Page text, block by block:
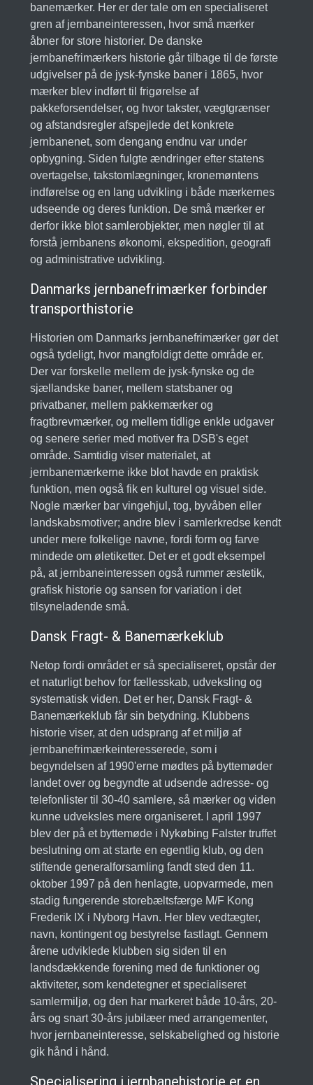
banemærker. Her er der tale om en specialiseret
gren af jernbaneinteressen, hvor små mærker
åbner for store historier. De danske
jernbanefrimærkers historie går tilbage til de første
udgivelser på de jysk-fynske baner i 1865, hvor
mærker blev indført til frigørelse af
pakkeforsendelser, og hvor takster, vægtgrænser
og afstandsregler afspejlede det konkrete
jernbanenet, som dengang endnu var under
opbygning. Siden fulgte ændringer efter statens
overtagelse, takstomlægninger, kronemøntens
indførelse og en lang udvikling i både mærkernes
udseende og deres funktion. De små mærker er
derfor ikke blot samlerobjekter, men nøgler til at
forstå jernbanens økonomi, ekspedition, geografi
og administrative udvikling.
Danmarks jernbanefrimærker forbinder
transporthistorie
Historien om Danmarks jernbanefrimærker gør det
også tydeligt, hvor mangfoldigt dette område er.
Der var forskelle mellem de jysk-fynske og de
sjællandske baner, mellem statsbaner og
privatbaner, mellem pakkemærker og
fragtbrevmærker, og mellem tidlige enkle udgaver
og senere serier med motiver fra DSB's eget
område. Samtidig viser materialet, at
jernbanemærkerne ikke blot havde en praktisk
funktion, men også fik en kulturel og visuel side.
Nogle mærker bar vingehjul, tog, byvåben eller
landskabsmotiver; andre blev i samlerkredse kendt
under mere folkelige navne, fordi form og farve
mindede om øletiketter. Det er et godt eksempel
på, at jernbaneinteressen også rummer æstetik,
grafisk historie og sansen for variation i det
tilsyneladende små.
Dansk Fragt- & Banemærkeklub
Netop fordi området er så specialiseret, opstår der
et naturligt behov for fællesskab, udveksling og
systematisk viden. Det er her, Dansk Fragt- &
Banemærkeklub får sin betydning. Klubbens
historie viser, at den udsprang af et miljø af
jernbanefrimærkeinteresserede, som i
begyndelsen af 1990'erne mødtes på byttemøder
landet over og begyndte at udsende adresse- og
telefonlister til 30-40 samlere, så mærker og viden
kunne udveksles mere organiseret. I april 1997
blev der på et byttemøde i Nykøbing Falster truffet
beslutning om at starte en egentlig klub, og den
stiftende generalforsamling fandt sted den 11.
oktober 1997 på den henlagte, uopvarmede, men
stadig fungerende storebæltsfærge M/F Kong
Frederik IX i Nyborg Havn. Her blev vedtægter,
navn, kontingent og bestyrelse fastlagt. Gennem
årene udviklede klubben sig siden til en
landsdækkende forening med de funktioner og
aktiviteter, som kendetegner et specialiseret
samlermiljø, og den har markeret både 10-års, 20-
års og snart 30-års jubilæer med arrangementer,
hvor jernbaneinteresse, selskabelighed og historie
gik hånd i hånd.
Specialisering i jernbanehistorie er en